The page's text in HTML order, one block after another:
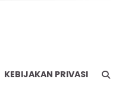
KEBIJAKAN PRIVASI